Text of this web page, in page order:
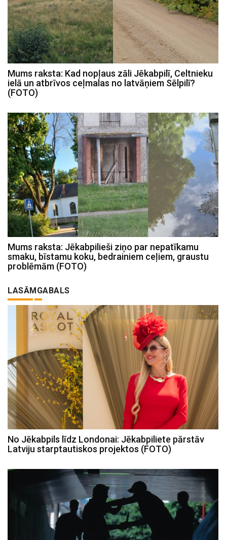
Mums raksta: Kad nopļaus zāli Jēkabpilī, Celtnieku
ielā un atbrīvos ceļmalas no latvāņiem Sēlpilī?
(FOTO)
Mums raksta: Jēkabpilieši ziņo par nepatīkamu
smaku, bīstamu koku, bedrainiem ceļiem, graustu
problēmām (FOTO)
LASĀMGABALS
No Jēkabpils līdz Londonai: Jēkabpiliete pārstāv
Latviju starptautiskos projektos (FOTO)